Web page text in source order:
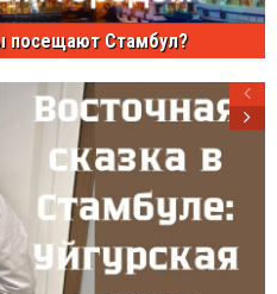
посещают Стамбул?